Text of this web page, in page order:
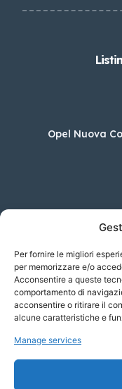
Per fornire le migliori
per memorizzare e/o
Acconsentire a queste
comportamento di
acconsentire o ritirare il
alcune caratteristiche e
Manage services
Opel Nuova
Skoda
DS DS 3
Hyundai